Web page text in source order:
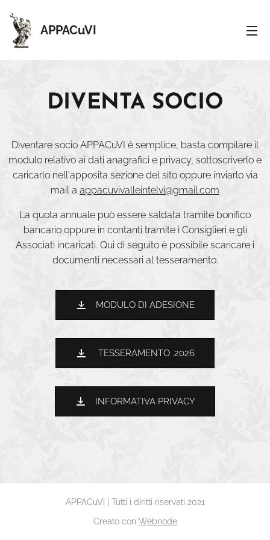
APPACuVI
DIVENTA SOCIO
Diventare socio APPACuVI è semplice, basta compilare il
modulo relativo ai dati anagrafici e privacy, sottoscriverlo e
caricarlo nell'apposita sezione del sito oppure inviarlo via
mail a appacuvivalleintelvi@gmail.com
La quota annuale può essere saldata tramite bonifico
bancario oppure in contanti tramite i Consiglieri e gli
Associati incaricati. Qui di seguito è possibile scaricare i
documenti necessari al tesseramento.
MODULO DI ADESIONE
TESSERAMENTO .2026
INFORMATIVA PRIVACY
APPACuVI | Tutti i diritti riservati 2021
Creato con Webnode